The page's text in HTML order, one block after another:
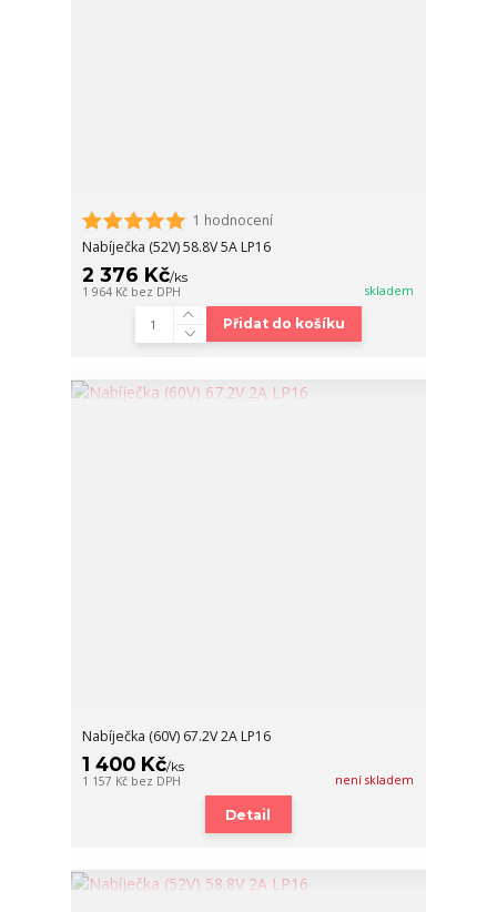
1 hodnocení
Nabíječka (52V) 58.8V 5A LP16
2 376 Kč/ks
1 964 Kč bez DPH skladem
Přidat do košíku
Nabíječka (60V) 67.2V 2A LP16
1 400 Kč/ks
1 157 Kč bez DPH není skladem
Detail